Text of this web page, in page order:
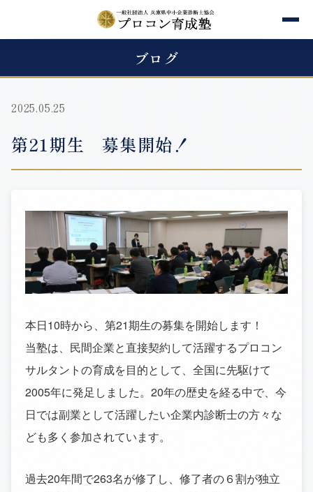
ブログ
2025.05.25
第21期生 募集開始！
本日10時から、第21期生の募集を開始します！
当塾は、民間企業と直接契約して活躍するプロコン
サルタントの育成を目的として、全国に先駆けて
2005年に発足しました。20年の歴史を経る中で、今
日では副業として活躍したい企業内診断士の方々な
ども多く参加されています。
過去20年間で263名が修了し、修了者の６割が独立